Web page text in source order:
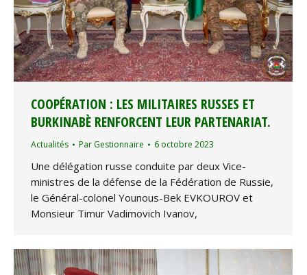
COOPÉRATION : LES MILITAIRES RUSSES ET
BURKINABÈ RENFORCENT LEUR PARTENARIAT.
Actualités Par Gestionnaire 6 octobre 2023
Une délégation russe conduite par deux Vice-
ministres de la défense de la Fédération de Russie,
le Général-colonel Younous-Bek EVKOUROV et
Monsieur Timur Vadimovich Ivanov,